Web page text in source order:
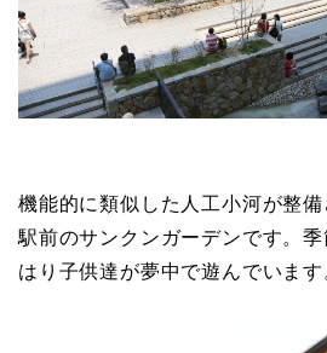
機能的に類似した人工小河が整
駅前のサンクンガーデンです。
はり子供達が夢中で遊んでいます